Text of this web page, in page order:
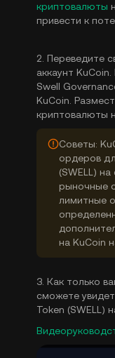
криптовалюты
привести к
2. Переведите
аккаунт
Swell
KuCoin.
криптовалюты
Советы:
ордеров
(SWELL)
рыночные
лимитные
на KuCoin
3. Как только
сможете
Token (SWELL)